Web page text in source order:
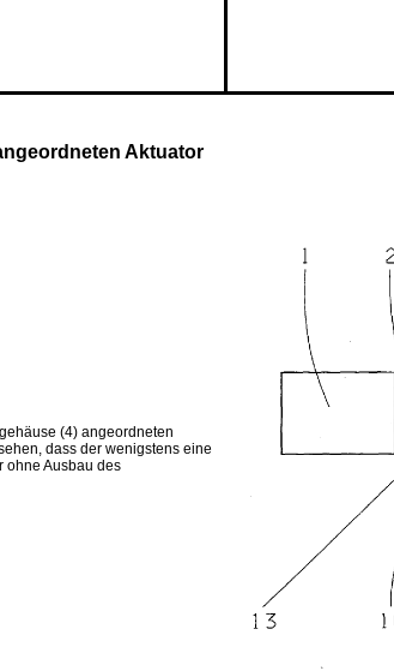
Aktuator
(4) angeordneten
dass der wenigstens eine
ohne Ausbau des